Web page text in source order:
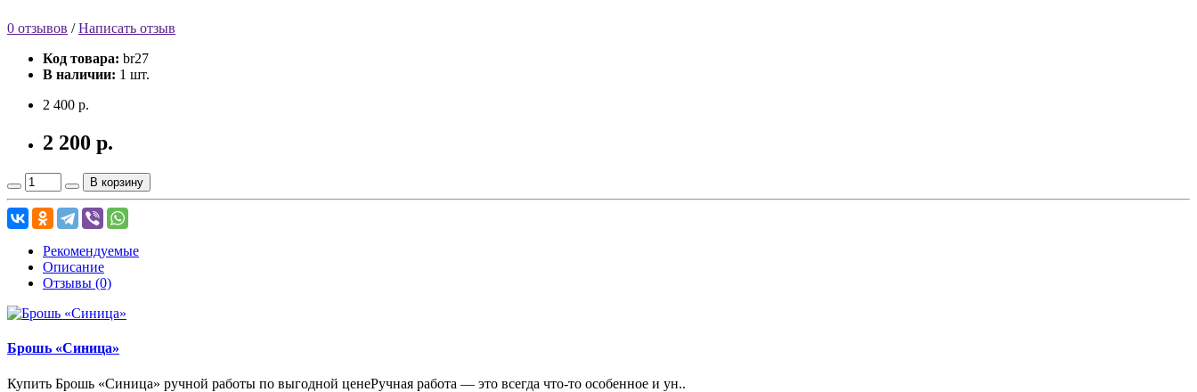
0 отзывов /Написать отзыв
Код товара: br27
В наличии: 1 шт.
2 400 р.
2 200 р.
В корзину
Рекомендуемые
Описание
Отзывы (0)
Брошь «Синица»
Купить Брошь «Синица» ручной работы по выгодной ценеРучная работа — это всегда что-то особенное и ун..